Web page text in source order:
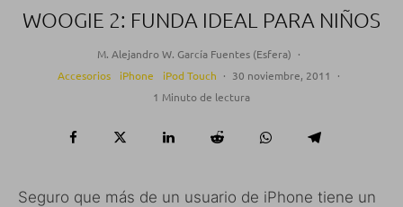
WOOGIE 2: FUNDA IDEAL PARA NIÑOS
M. Alejandro W. García Fuentes (Esfera) ·
Accesorios
iPhone iPod Touch · 30 noviembre, 2011
·
1 Minuto de lectura
Seguro que más de un usuario de iPhone tiene un